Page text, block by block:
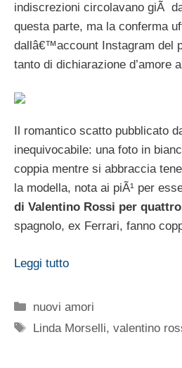
indiscrezioni circolavano giÃ
questa parte, ma la conferma
dallâ€™account Instagram del
tanto di dichiarazione d’amore
Il romantico scatto pubblicato
inequivocabile: una foto in
coppia mentre si abbraccia
la modella, nota ai piÃ¹ per
di Valentino Rossi per
spagnolo, ex Ferrari, fanno
Leggi tutto
Categorie
nuovi amori
Tag
Linda Morselli,valentino